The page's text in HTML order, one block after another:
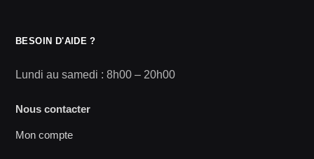
BESOIN D'AIDE ?
Lundi au samedi : 8h00 – 20h00
Nous contacter
Mon compte